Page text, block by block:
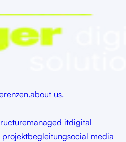
about us.
managed itdigital
projektbegleitungsocial media